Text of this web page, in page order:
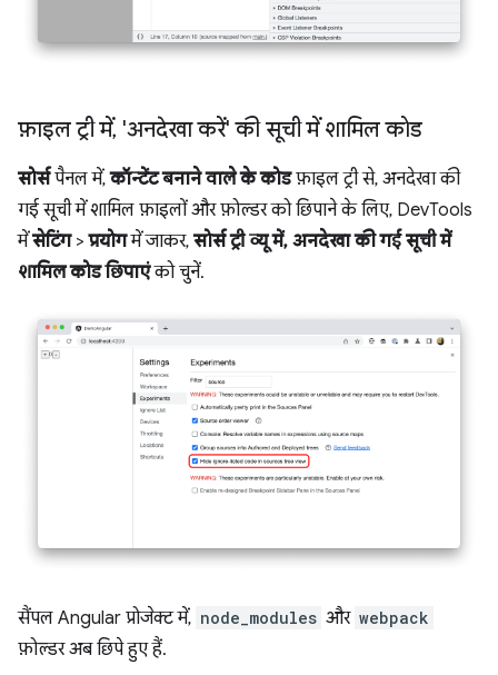
फ़ाइल ट्री में, 'अनदेखा करें' की सूची में शामिल कोड
सोर्सपैनल में,कॉन्टेंट बनाने वाले के कोडफ़ाइल ट्री से, अनदेखा की
गई सूची में शामिल फ़ाइलों और फ़ोल्डर को छिपाने के लिए, DevTools
मेंसेटिंग>प्रयोगमें जाकर, सोर्स ट्री व्यू में, अनदेखा की गई सूची में
शामिल कोड छिपाएंको चुनें.
सैंपल Angular प्रोजेक्ट में, node_modules और webpack
फ़ोल्डर अब छिपे हुए हैं.